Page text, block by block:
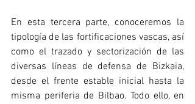
En esta tercera parte, conoceremos la
tipología de las fortificaciones vascas, así
como el trazado y sectorización de las
diversas líneas de defensa de Bizkaia,
desde el frente estable inicial hasta la
misma periferia de Bilbao. Todo ello, en